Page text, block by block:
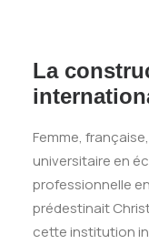
La
Femme,
universitaire en
professionnelle
prédestinait
cette institution